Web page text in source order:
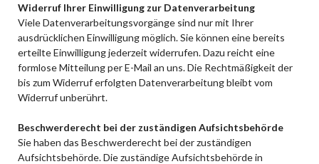
Widerruf Ihrer Einwilligung zur Datenverarbeitung
Viele Datenverarbeitungsvorgänge sind nur mit Ihrer
ausdrücklichen Einwilligung möglich. Sie können eine bereits
erteilte Einwilligung jederzeit widerrufen. Dazu reicht eine
formlose Mitteilung per E-Mail an uns. Die Rechtmäßigkeit der
bis zum Widerruf erfolgten Datenverarbeitung bleibt vom
Widerruf unberührt.
Beschwerderecht bei der zuständigen Aufsichtsbehörde
Sie haben das Beschwerderecht bei der zuständigen
Aufsichtsbehörde. Die zuständige Aufsichtsbehörde in